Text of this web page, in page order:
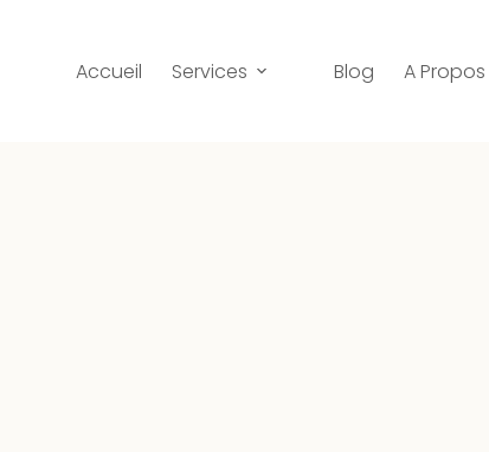
Accueil Services Blog A Propos